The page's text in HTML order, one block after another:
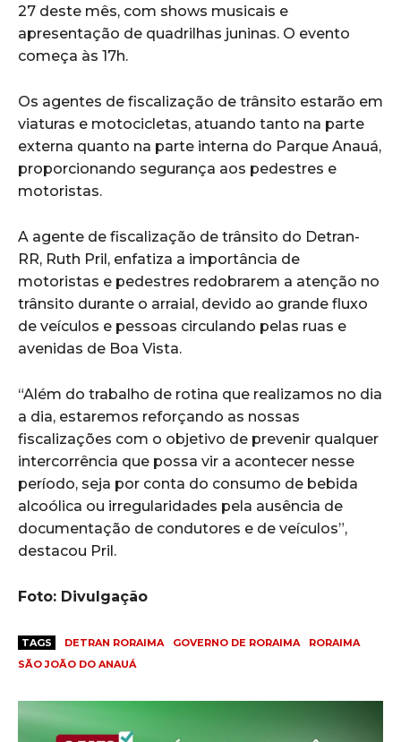
27 deste mês, com shows musicais e
apresentação de quadrilhas juninas. O evento
começa às 17h.
Os agentes de fiscalização de trânsito estarão em
viaturas e motocicletas, atuando tanto na parte
externa quanto na parte interna do Parque Anauá,
proporcionando segurança aos pedestres e
motoristas.
A agente de fiscalização de trânsito do Detran-
RR, Ruth Pril, enfatiza a importância de
motoristas e pedestres redobrarem a atenção no
trânsito durante o arraial, devido ao grande fluxo
de veículos e pessoas circulando pelas ruas e
avenidas de Boa Vista.
“Além do trabalho de rotina que realizamos no dia
a dia, estaremos reforçando as nossas
fiscalizações com o objetivo de prevenir qualquer
intercorrência que possa vir a acontecer nesse
período, seja por conta do consumo de bebida
alcoólica ou irregularidades pela ausência de
documentação de condutores e de veículos”,
destacou Pril.
Foto: Divulgação
TAGS DETRAN RORAIMA GOVERNO DE RORAIMA
RORAIMA
SÃO JOÃO DO ANAUÁ